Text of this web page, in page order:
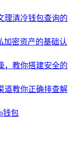
理清冷钱包查询的
加密资产的基础认
，教你搭建安全的
道教你正确排查解
钱包